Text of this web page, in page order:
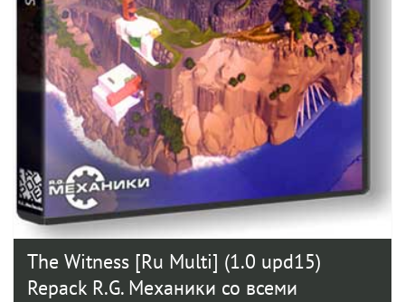
The Witness [Ru Multi] (1.0 upd15)
Repack R.G. Механики со всеми